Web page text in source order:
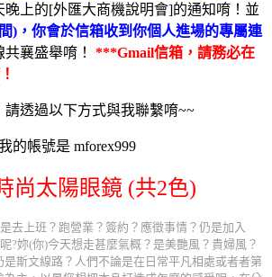
晚上的[外匯大商機說明會]的通知唷！並
)，你會於信箱收到你個人進場的專屬連
共襄盛舉唷！ ***Gmail信箱，請務必在
透過以下方式與我聯繫唷~~
的帳號是 mforex999
尚太陽眼鏡 (共2色)
去上班？跑營業？簽約？應徵事情？仍是加入
?妳(你)今天想走甚麼氣概？是美艷風？貴婦風？
是斯文線路？人們不論是在日常平凡相處或者者第